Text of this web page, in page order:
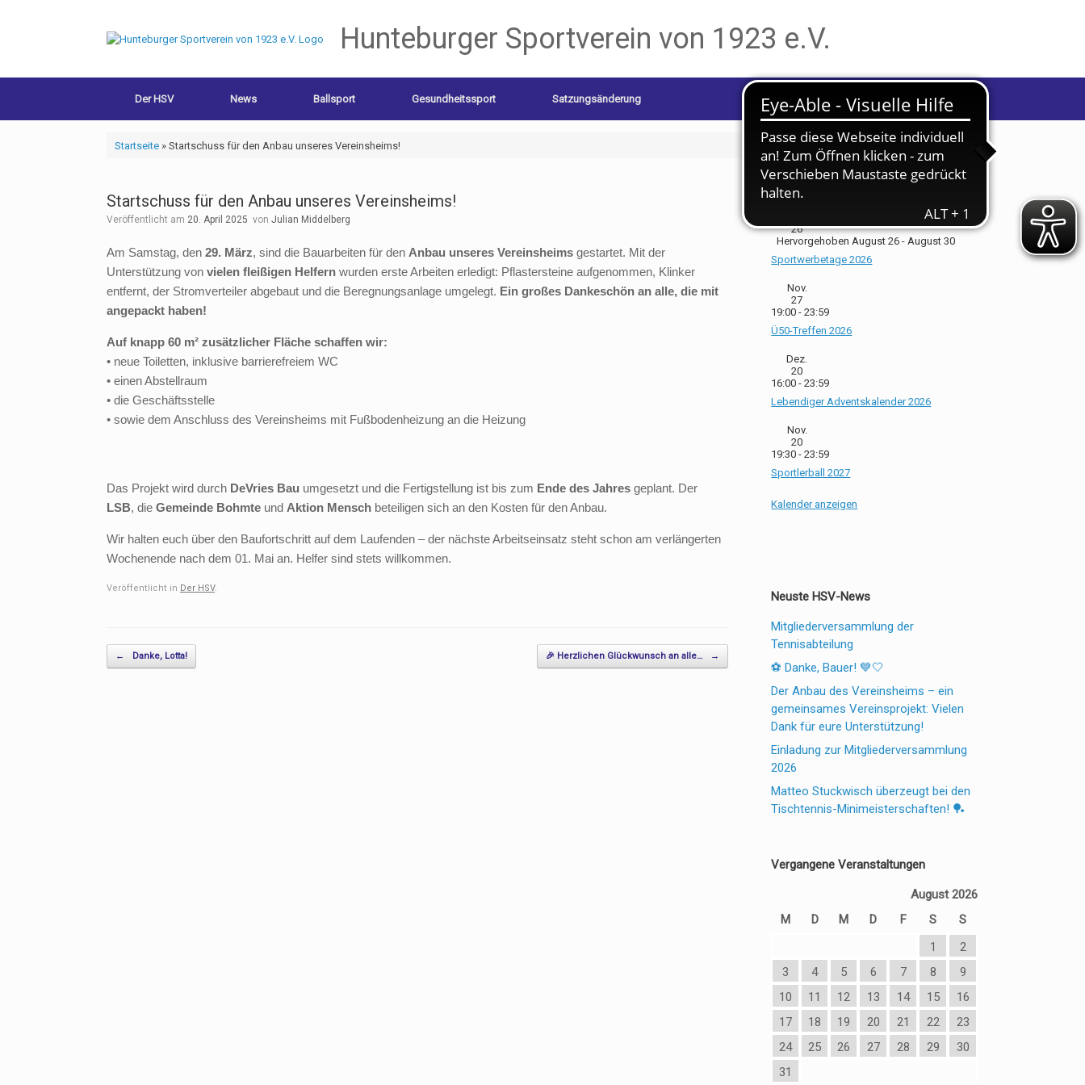
Hunteburger Sportverein von 1923 e.V.
Der HSV News Ballsport Gesundheitssport Satzungsänderung
Startseite» Startschuss für den Anbau unseres Vereinsheims!
Startschuss für den Anbau unseres Vereinsheims!
Veröffentlicht am 20. April 2025 von Julian Middelberg
Am Samstag, den 29. März, sind die Bauarbeiten für den Anbau unseres Vereinsheims gestartet. Mit der
Unterstützung von vielen fleißigen Helfern wurden erste Arbeiten erledigt: Pflastersteine aufgenommen, Klinker
entfernt, der Stromverteiler abgebaut und die Beregnungsanlage umgelegt. Ein großes Dankeschön an alle, die mit
angepackt haben!
Auf knapp 60 m² zusätzlicher Fläche schaffen wir:
• neue Toiletten, inklusive barrierefreiem WC
• einen Abstellraum
• die Geschäftsstelle
• sowie dem Anschluss des Vereinsheims mit Fußbodenheizung an die Heizung
Das Projekt wird durch DeVries Bau umgesetzt und die Fertigstellung ist bis zum Ende des Jahres geplant. Der
LSB, die Gemeinde Bohmte und Aktion Mensch beteiligen sich an den Kosten für den Anbau.
Wir halten euch über den Baufortschritt auf dem Laufenden – der nächste Arbeitseinsatz steht schon am verlängerten
Wochenende nach dem 01. Mai an. Helfer sind stets willkommen.
Veröffentlicht in Der HSV.
Beitragsnavigation
← Danke, Lotta! 🎉 Herzlichen Glückwunsch an alle… →
Bevorstehende Veranstaltungen
26
Hervorgehoben August 26 -August 30
Sportwerbetage 2026
Nov.
27
19:00 -23:59
Ü50-Treffen 2026
Dez.
20
16:00 -23:59
Lebendiger Adventskalender 2026
Nov.
20
19:30 -23:59
Sportlerball 2027
Kalender anzeigen
Neuste HSV-News
Mitgliederversammlung der
Tennisabteilung
⚽ Danke, Bauer! 💙🤍
Der Anbau des Vereinsheims – ein
gemeinsames Vereinsprojekt: Vielen
Dank für eure Unterstützung!
Einladung zur Mitgliederversammlung
2026
Matteo Stuckwisch überzeugt bei den
Tischtennis-Minimeisterschaften! 🏓
Vergangene Veranstaltungen
August 2026
M
D M D F S
S
1
2
3
4 5 6 7 8
9
10
11 12 13 14 15
16
17
18 19 20 21 22
23
24
25 26 27 28 29
30
31